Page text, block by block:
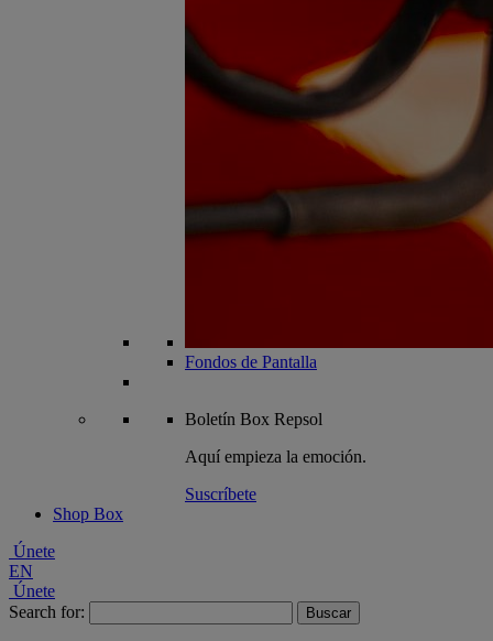
Fondos de Pantalla
Boletín Box Repsol
Aquí empieza la emoción.
Suscríbete
Shop Box
Únete
EN
Únete
Search for: